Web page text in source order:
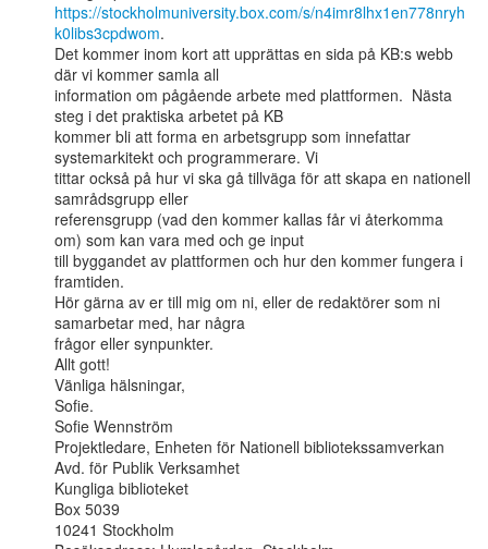
https://stockholmuniversity.box.com/s/n4imr8lhx1en778nryh
k0libs3cpdwom.
Det kommer inom kort att upprättas en sida på KB:s webb
där vi kommer samla all
information om pågående arbete med plattformen.  Nästa
steg i det praktiska arbetet på KB
kommer bli att forma en arbetsgrupp som innefattar
systemarkitekt och programmerare. Vi
tittar också på hur vi ska gå tillväga för att skapa en nationell
samrådsgrupp eller
referensgrupp (vad den kommer kallas får vi återkomma
om) som kan vara med och ge input
till byggandet av plattformen och hur den kommer fungera i
framtiden.
Hör gärna av er till mig om ni, eller de redaktörer som ni
samarbetar med, har några
frågor eller synpunkter.
Allt gott!
Vänliga hälsningar,
Sofie.
Sofie Wennström
Projektledare, Enheten för Nationell bibliotekssamverkan
Avd. för Publik Verksamhet
Kungliga biblioteket
Box 5039
10241 Stockholm